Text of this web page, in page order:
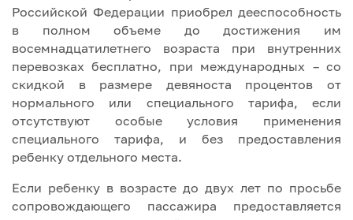
Российской Федерации приобрел дееспособность
в полном объеме до достижения им
восемнадцатилетнего возраста при внутренних
перевозках бесплатно, при международных – со
скидкой в размере девяноста процентов от
нормального или специального тарифа, если
отсутствуют особые условия применения
специального тарифа, и без предоставления
ребенку отдельного места.
Если ребенку в возрасте до двух лет по просьбе
сопровождающего пассажира предоставляется